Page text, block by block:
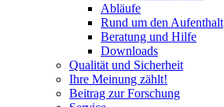
Abläufe
Rund um den Aufenthalt
Beratung und Hilfe
Downloads
Qualität und Sicherheit
Ihre Meinung zählt!
Beitrag zur Forschung